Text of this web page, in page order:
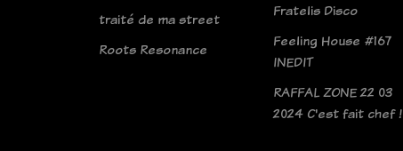
traité de ma street
Roots Resonance
Fratelis Disco
Feeling House #167
INEDIT
RAFFAL ZONE 22 03
2024 C'est fait chef !